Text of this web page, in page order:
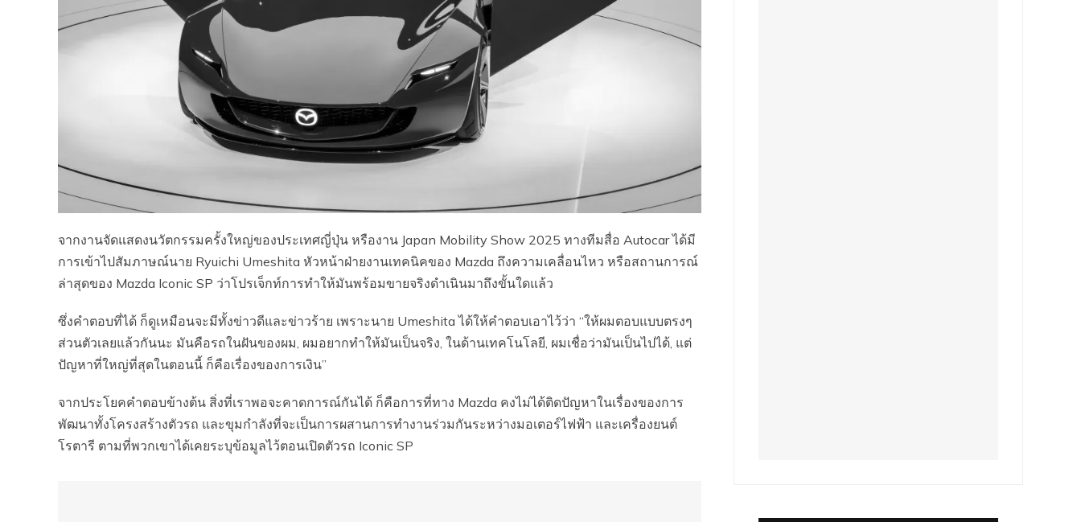
จากงานจัดแสดงนวัตกรรมครั้งใหญ่ของประเทศญี่ปุ่น หรืองาน Japan Mobility Show 2025 ทางทีมสื่อ Autocar ได้มี
การเข้าไปสัมภาษณ์นาย Ryuichi Umeshita หัวหน้าฝ่ายงานเทคนิคของ Mazda ถึงความเคลื่อนไหว หรือสถานการณ์
ล่าสุดของ Mazda Iconic SP ว่าโปรเจ็กท์การทำให้มันพร้อมขายจริงดำเนินมาถึงขั้นใดแล้ว
ซึ่งคำตอบที่ได้ ก็ดูเหมือนจะมีทั้งข่าวดีและข่าวร้าย เพราะนาย Umeshita ได้ให้คำตอบเอาไว้ว่า “ให้ผมตอบแบบตรงๆ
ส่วนตัวเลยแล้วกันนะ มันคือรถในฝันของผม, ผมอยากทำให้มันเป็นจริง, ในด้านเทคโนโลยี, ผมเชื่อว่ามันเป็นไปได้, แต่
ปัญหาที่ใหญ่ที่สุดในตอนนี้ ก็คือเรื่องของการเงิน”
จากประโยคคำตอบข้างต้น สิ่งที่เราพอจะคาดการณ์กันได้ ก็คือการที่ทาง Mazda คงไม่ได้ติดปัญหาในเรื่องของการ
พัฒนาทั้งโครงสร้างตัวรถ และขุมกำลังที่จะเป็นการผสานการทำงานร่วมกันระหว่างมอเตอร์ไฟฟ้า และเครื่องยนต์
โรตารี ตามที่พวกเขาได้เคยระบุข้อมูลไว้ตอนเปิดตัวรถ Iconic SP